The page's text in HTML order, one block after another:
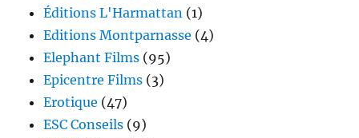
Éditions L'Harmattan (1)
Editions Montparnasse (4)
Elephant Films (95)
Epicentre Films (3)
Erotique (47)
ESC Conseils (9)